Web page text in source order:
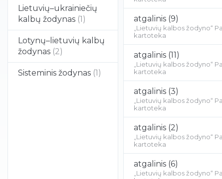
Lietuvių–ukrainiečių
kalbų žodynas (1)
Lotynų–lietuvių kalbų
žodynas (2)
Sisteminis žodynas (1)
atgalinis (9)
„Lietuvių kalbos žodyno“
kartoteka
atgalinis (11)
„Lietuvių kalbos žodyno“
kartoteka
atgalinis (3)
„Lietuvių kalbos žodyno“
kartoteka
atgalinis (2)
„Lietuvių kalbos žodyno“
kartoteka
atgalinis (6)
„Lietuvių kalbos žodyno“